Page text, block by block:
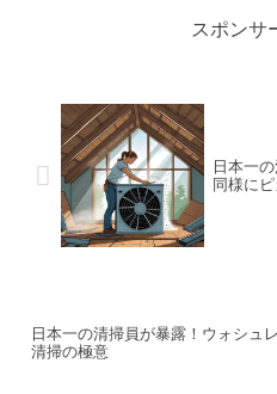
スポンサ
日本一
同様に
日本一の清掃員が暴露！ウォシュ
清掃の極意